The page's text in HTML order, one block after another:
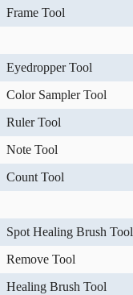
Frame Tool
Eyedropper Tool
Color Sampler Tool
Ruler Tool
Note Tool
Count Tool
Spot Healing Brush Tool
Remove Tool
Healing Brush Tool